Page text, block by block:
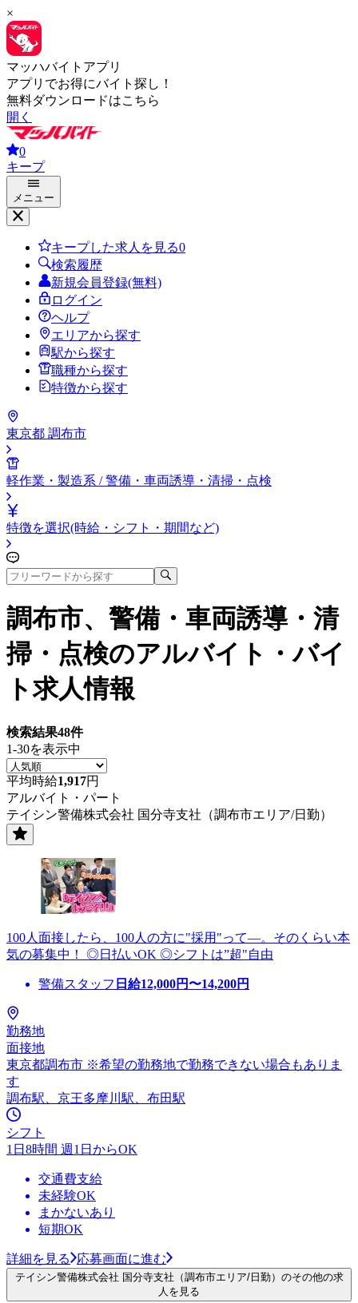
×
マッハバイトアプリ
アプリでお得にバイト探し！
無料ダウンロードはこちら
開く
0
キープ
メニュー
キープした求人を見る0
検索履歴
新規会員登録(無料)
ログイン
ヘルプ
エリアから探す
駅から探す
職種から探す
特徴から探す
東京都 調布市
軽作業・製造系 / 警備・車両誘導・清掃・点検
特徴を選択(時給・シフト・期間など)
調布市、警備・車両誘導・清
掃・点検のアルバイト・バイ
ト求人情報
検索結果48件
1-30を表示中
平均時給1,917円
アルバイト・パート
テイシン警備株式会社 国分寺支社（調布市エリア/日勤）
100人面接したら、100人の方に"採用"って―。そのくらい本
気の募集中！ ◎日払いOK ◎シフトは”超"自由
警備スタッフ 日給12,000円〜14,200円
勤務地
面接地
東京都調布市 ※希望の勤務地で勤務できない場合もありま
す
調布駅、京王多摩川駅、布田駅
シフト
1日8時間 週1日からOK
交通費支給
未経験OK
まかないあり
短期OK
詳細を見る 応募画面に進む
テイシン警備株式会社 国分寺支社（調布市エリア/日勤）のその他の求
人を見る